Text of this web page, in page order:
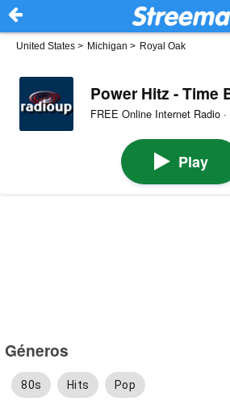
United States > Michigan > Royal Oak
Power Hitz - Time
FREE Online Internet Radio ·
Play
Géneros
80s Hits Pop